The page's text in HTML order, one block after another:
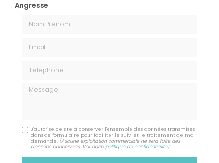
Angresse
Message
J'autorise ce site à conserver l'ensemble des données transmises
dans ce formulaire pour faciliter le suivi et le traitement de ma
demande. (Aucune exploitation commerciale ne sera faite des
données concervées. Voir notre politique de confidentialité)